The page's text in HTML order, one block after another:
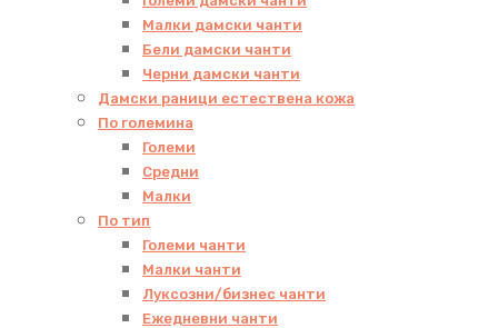
Малки дамски чанти
Бели дамски чанти
Черни дамски чанти
Дамски раници естествена кожа
По големина
Големи
Средни
Малки
По тип
Големи чанти
Малки чанти
Луксозни/бизнес чанти
Ежедневни чанти